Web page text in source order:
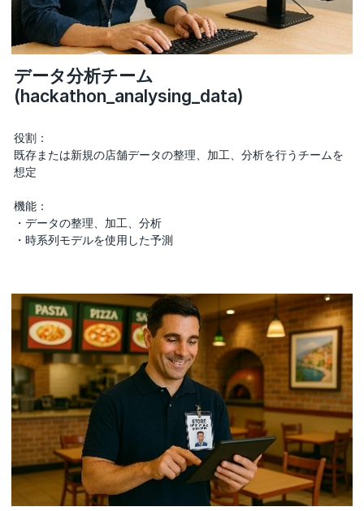
データ分析チーム
(hackathon_analysing_data)
役割：
既存または新規の店舗データの整理、加工、分析を行うチームを
想定
機能：
・データの整理、加工、分析
・時系列モデルを使用した予測